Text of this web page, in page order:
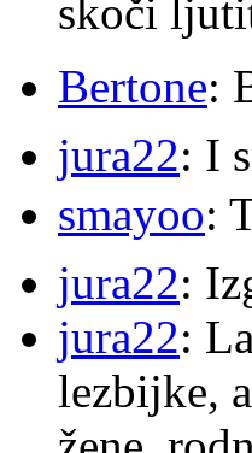
skoči
Bertone:
jura22: I
smayoo:
jura22:
jura22:
lezbijke,